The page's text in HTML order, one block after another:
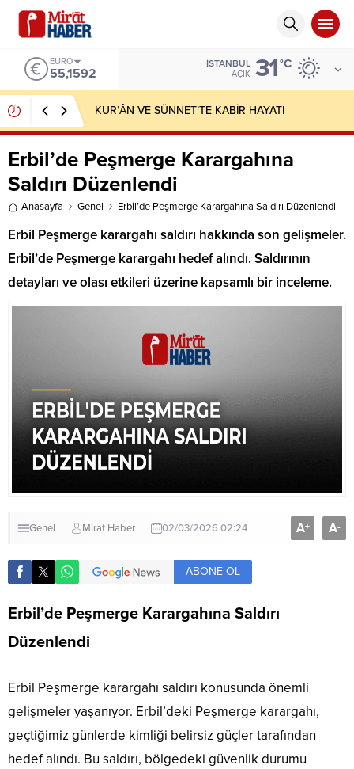
ALTIN
6.649,08
İSTANBUL
AÇIK 31°C
Mali’nin San Kentindeki Askeri Üsse Saldırı
Düzenlendi
Erbil’de Peşmerge Karargahına
Saldırı Düzenlendi
Anasayfa Genel Erbil’de Peşmerge Karargahına Saldırı Düzenlendi
Erbil Peşmerge karargahı saldırı hakkında son gelişmeler.
Erbil’de Peşmerge karargahı hedef alındı. Saldırının
detayları ve olası etkileri üzerine kapsamlı bir inceleme.
Genel Mirat Haber 02/03/2026 02:24 A+ A-
ABONE OL
Erbil’de Peşmerge Karargahına Saldırı
Düzenlendi
Erbil Peşmerge karargahı saldırı konusunda önemli
gelişmeler yaşanıyor. Erbil’deki Peşmerge karargahı,
geçtiğimiz günlerde kimliği belirsiz güçler tarafından
hedef alındı. Bu saldırı, bölgedeki güvenlik durumu